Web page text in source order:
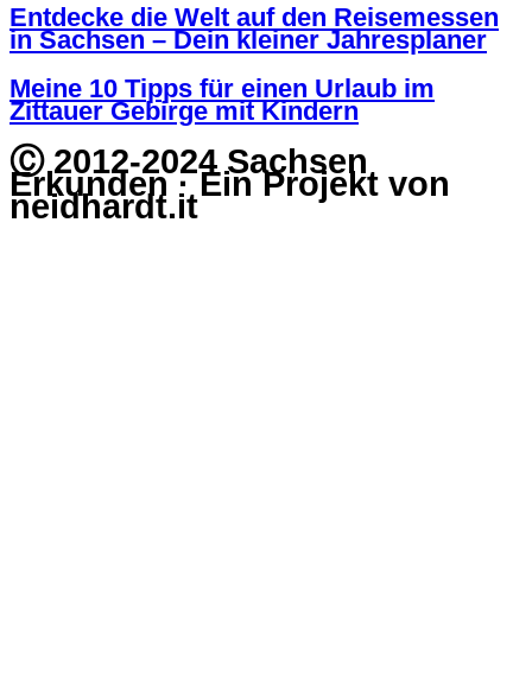
Entdecke die Welt auf den Reisemessen
in Sachsen – Dein kleiner Jahresplaner
Meine 10 Tipps für einen Urlaub im
Zittauer Gebirge mit Kindern
Ⓒ 2012-2024 Sachsen
Erkunden · Ein Projekt von
neidhardt.it